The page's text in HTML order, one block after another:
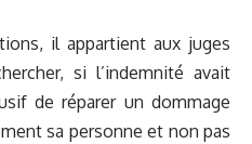
il appartient aux juges
si l’indemnité avait
de réparer un dommage
sa personne et non pas